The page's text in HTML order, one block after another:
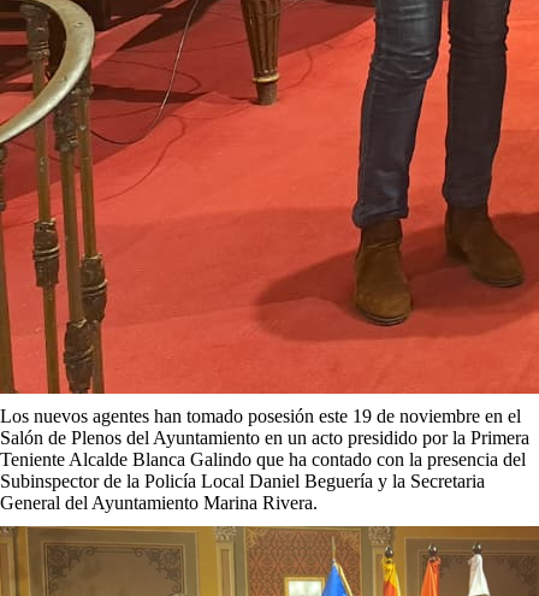
Los nuevos agentes han tomado posesión este 19 de noviembre en el
Salón de Plenos del Ayuntamiento en un acto presidido por la Primera
Teniente Alcalde Blanca Galindo que ha contado con la presencia del
Subinspector de la Policía Local Daniel Beguería y la Secretaria
General del Ayuntamiento Marina Rivera.